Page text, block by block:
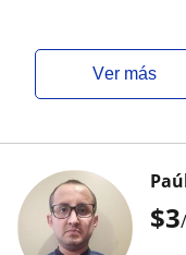
ver más
$3